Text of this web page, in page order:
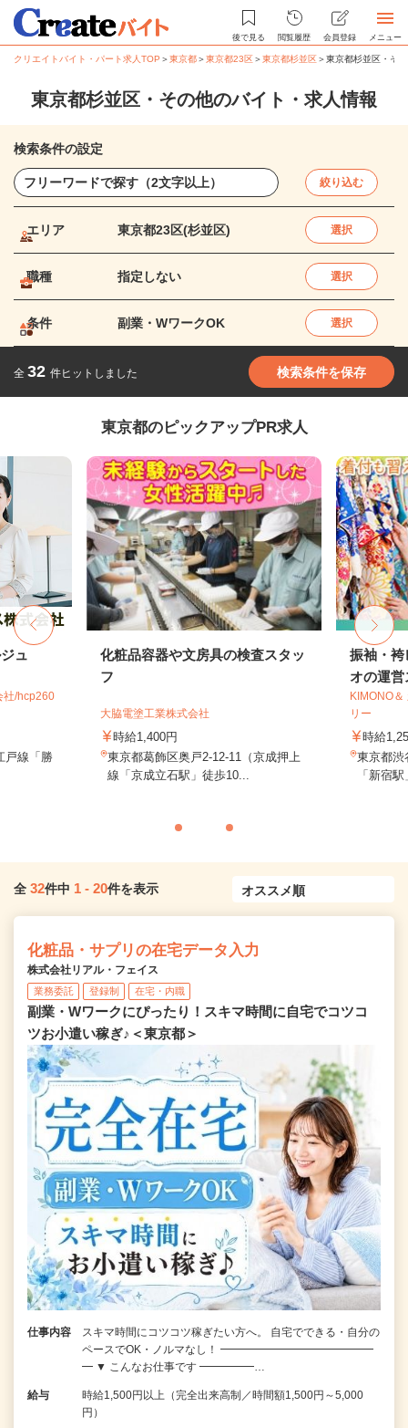
後で見る 閲覧履歴 会員登録 メニュー
クリエイトバイト・パート求人TOP ＞東京都＞東京都23区＞東京都杉並区＞東京都杉並区・そ
東京都杉並区・その他のバイト・求人情報
検索条件の設定
絞り込む
エリア 東京都23区(杉並区) 選択
職種 指定しない 選択
条件 副業・WワークOK 選択
全 32 件ヒットしました 検索条件を保存
東京都のピックアップPR求人
ュ
社/hcp260
戸線「勝
化粧品容器や文房具の検査スタッ
フ
大脇電塗工業株式会社
時給1,400円
東京都葛飾区奥戸2-12-11（京成押上
線「京成立石駅」徒歩10...
振袖・袴
オの運営
KIMONO
リー
時給
東京都渋
「新宿
全 32件中 1 - 20件を表示
化粧品・サプリの在宅データ入力
株式会社リアル・フェイス
業務委託 登録制 在宅・内職
副業・Wワークにぴったり！スキマ時間に自宅でコツコ
ツお小遣い稼ぎ♪＜東京都＞
仕事内容
スキマ時間にコツコツ稼ぎたい方へ。 自宅でできる・自分の
ペースでOK・ノルマなし！ ━━━━━━━━━━━━━━
━ ▼ こんなお仕事です ━━━━━…
給与
時給1,500円以上（完全出来高制／時間額1,500円～5,000
円）